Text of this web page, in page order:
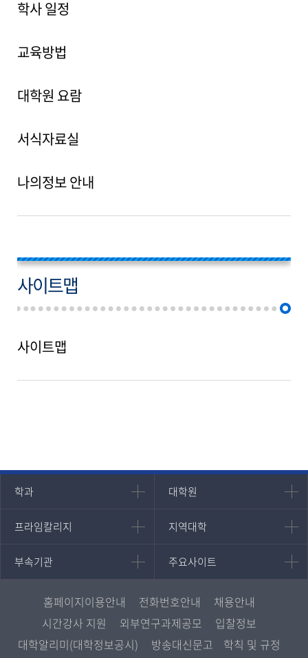
학사 일정
교육방법
대학원 요람
서식자료실
나의정보 안내
사이트맵
사이트맵
학과
인문과학대학
국어국문학과
영어영문학과
일본학과
사회과학대학
대학원
대학원
대학원
경영대학원
프라임칼리지
프라임칼리지
학사학위과정
평생교육과정
지역대학
지역대학
지역대학 포털
서울지역대학
대구경북지역대학
인천지역대학
광주전남지역대학
부속기관
부속기관
중앙도서관
원격교육혁신연구원
통합인문학연구소
디지털미디어센터
주요사이트
주요사이트
멘토링
진로심리상담
교육정보화본부
국립대학육성사업
홈페이지이용안내 전화번호안내
채용안내
시간강사 지원
외부연구과제공모
입찰정보
대학알리미(대학정보공시)
방송대신문고 학칙 및 규정